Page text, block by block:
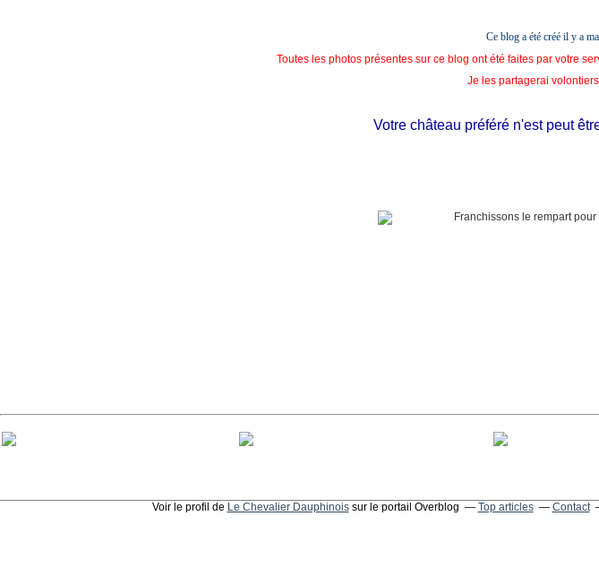
Ce blog a été créé il y a
Toutes les photos présentes sur ce blog ont été faites par votre
Je les partagerai
Votre château préféré n'est peut
Voir le profil de Le Chevalier Dauphinoissur le portail Overblog Top articles Contact